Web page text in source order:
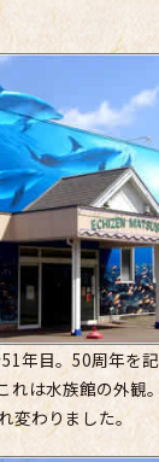
年目。50周年を
れは水族館の外観
変わりました。